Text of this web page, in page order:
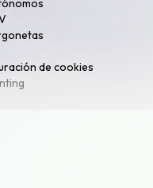
de cookies